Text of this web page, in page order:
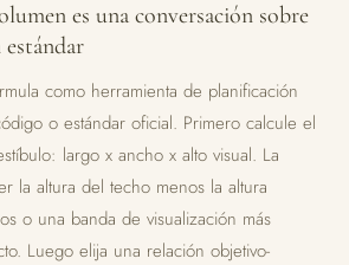
es una conversación sobre
como herramienta de planificación
o estándar oficial. Primero calcule el
largo x ancho x alto visual. La
la altura del techo menos la altura
o una banda de visualización más
Luego elija una relación objetivo-